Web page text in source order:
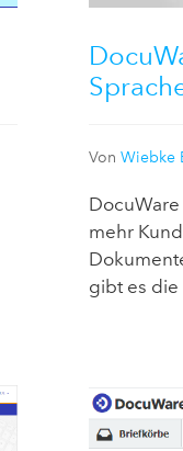
VonWiebke
mehr
gibt es die